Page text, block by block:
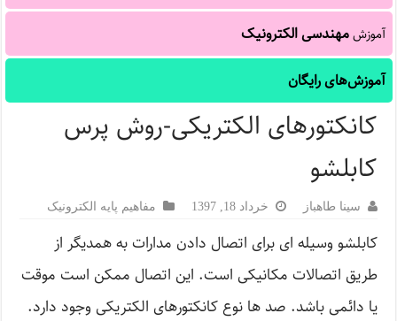
آموزشمهندسی الکترونیک
آموزش‌های رایگان
کانکتورهای الکتریکی-روش پرس
کابلشو
سینا طاهباز خرداد 18, 1397 مفاهیم پایه الکترونیک
کابلشو وسیله ای برای اتصال دادن مدارات به همدیگر از
طریق اتصالات مکانیکی است. این اتصال ممکن است موقت
یا دائمی باشد. صد ها نوع کانکتورهای الکتریکی وجود دارد.